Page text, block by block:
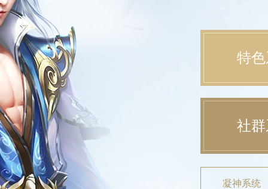
特
凝神系统
社